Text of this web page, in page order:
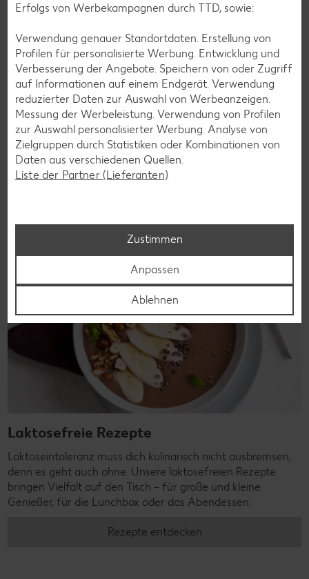
Glutenfreie Rezepte
Wer auf Gluten verzichtet, muss nicht automatisch auf
Vielfalt und Geschmack verzichten. Ob süß oder herzhaft –
mit unseren glutenfreien Rezepten zauberst du dir Gerichte,
die nicht nur verträglich, sondern auch richtig lecker sind.
Laktosefreie Rezepte
Laktoseintoleranz muss dich kulinarisch nicht ausbremsen,
denn es geht auch ohne. Unsere laktosefreien Rezepte
bringen Vielfalt auf den Tisch – für große und kleine
Genießer, für die Lunchbox oder das Abendessen.
Rezepte entdecken
Erfolgs von Werbekampagnen durch TTD, sowie:
Verwendung genauer Standortdaten. Erstellung von
Profilen für personalisierte Werbung. Entwicklung und
Verbesserung der Angebote. Speichern von oder Zugriff
auf Informationen auf einem Endgerät. Verwendung
reduzierter Daten zur Auswahl von Werbeanzeigen.
Messung der Werbeleistung. Verwendung von Profilen
zur Auswahl personalisierter Werbung. Analyse von
Zielgruppen durch Statistiken oder Kombinationen von
Daten aus verschiedenen Quellen.
Liste der Partner (Lieferanten)
Zustimmen
Anpassen
Ablehnen